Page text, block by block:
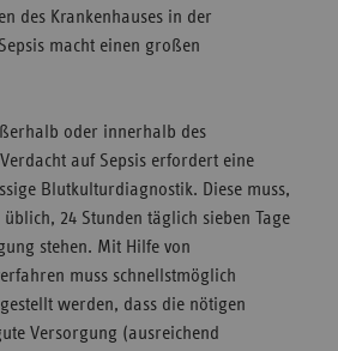
des Krankenhauses in der
macht einen großen
oder innerhalb des
auf Sepsis erfordert eine
Blutkulturdiagnostik. Diese muss,
24 Stunden täglich sieben Tage
stehen. Mit Hilfe von
muss schnellstmöglich
werden, dass die nötigen
Versorgung (ausreichend